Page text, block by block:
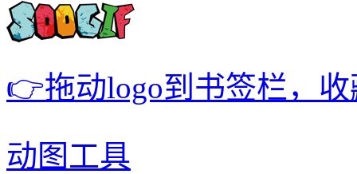
👉拖动logo到书签栏，
动图工具